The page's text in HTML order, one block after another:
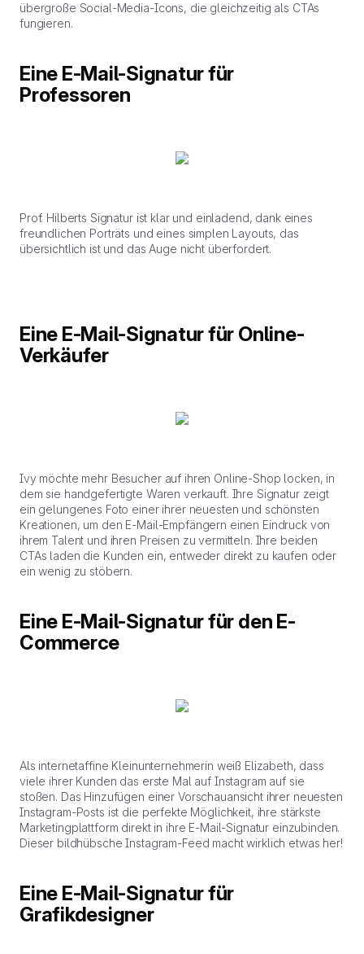
übergroße Social-Media-Icons, die gleichzeitig als CTAs
fungieren.
Eine E-Mail-Signatur für
Professoren
Prof. Hilberts Signatur ist klar und einladend, dank eines
freundlichen Porträts und eines simplen Layouts, das
übersichtlich ist und das Auge nicht überfordert.
Eine E-Mail-Signatur für Online-
Verkäufer
Ivy möchte mehr Besucher auf ihren Online-Shop locken, in
dem sie handgefertigte Waren verkauft. Ihre Signatur zeigt
ein gelungenes Foto einer ihrer neuesten und schönsten
Kreationen, um den E-Mail-Empfängern einen Eindruck von
ihrem Talent und ihren Preisen zu vermitteln. Ihre beiden
CTAs laden die Kunden ein, entweder direkt zu kaufen oder
ein wenig zu stöbern.
Eine E-Mail-Signatur für den E-
Commerce
Als internetaffine Kleinunternehmerin weiß Elizabeth, dass
viele ihrer Kunden das erste Mal auf Instagram auf sie
stoßen. Das Hinzufügen einer Vorschauansicht ihrer neuesten
Instagram-Posts ist die perfekte Möglichkeit, ihre stärkste
Marketingplattform direkt in ihre E-Mail-Signatur einzubinden.
Dieser bildhübsche Instagram-Feed macht wirklich etwas her!
Eine E-Mail-Signatur für
Grafikdesigner